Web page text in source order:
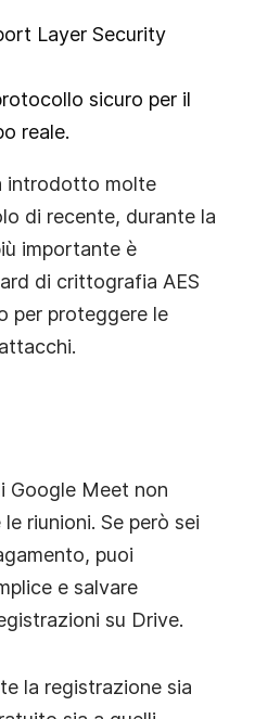
Layer Security
sicuro per il
reale.
introdotto molte
di recente, durante la
importante è
di crittografia AES
per proteggere le
Google Meet non
riunioni. Se però sei
puoi
e salvare
su Drive.
la registrazione sia